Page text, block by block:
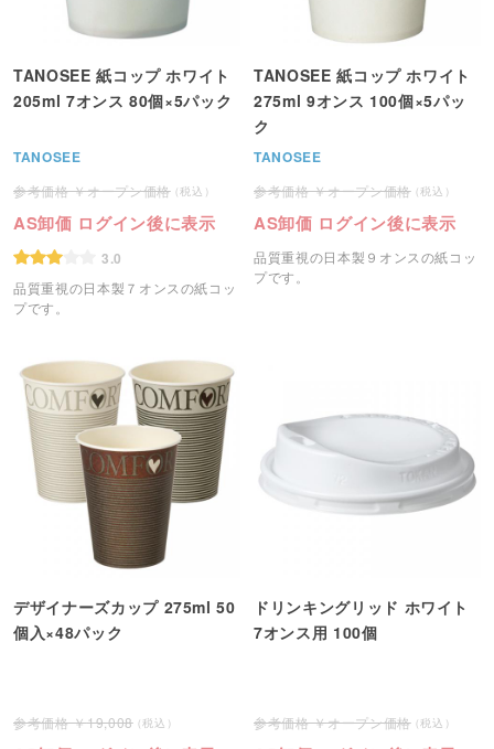
TANOSEE 紙コップ ホワイト
205ml 7オンス 80個×5パック
TANOSEE
オープン価格
AS卸価 ログイン後に表示
3.0
品質重視の日本製７オンスの紙コッ
プです。
TANOSEE 紙コップ ホワイト
275ml 9オンス 100個×5パッ
ク
TANOSEE
オープン価格
AS卸価 ログイン後に表示
品質重視の日本製９オンスの紙コッ
プです。
デザイナーズカップ 275ml 50
個入×48パック
19,008
ドリンキングリッド ホワイト
7オンス用 100個
オープン価格